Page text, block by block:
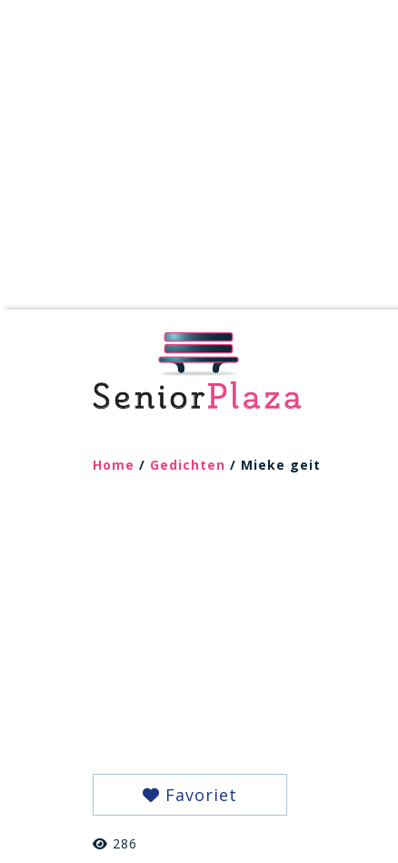
Home / Gedichten / Mieke geit
Favoriet
286